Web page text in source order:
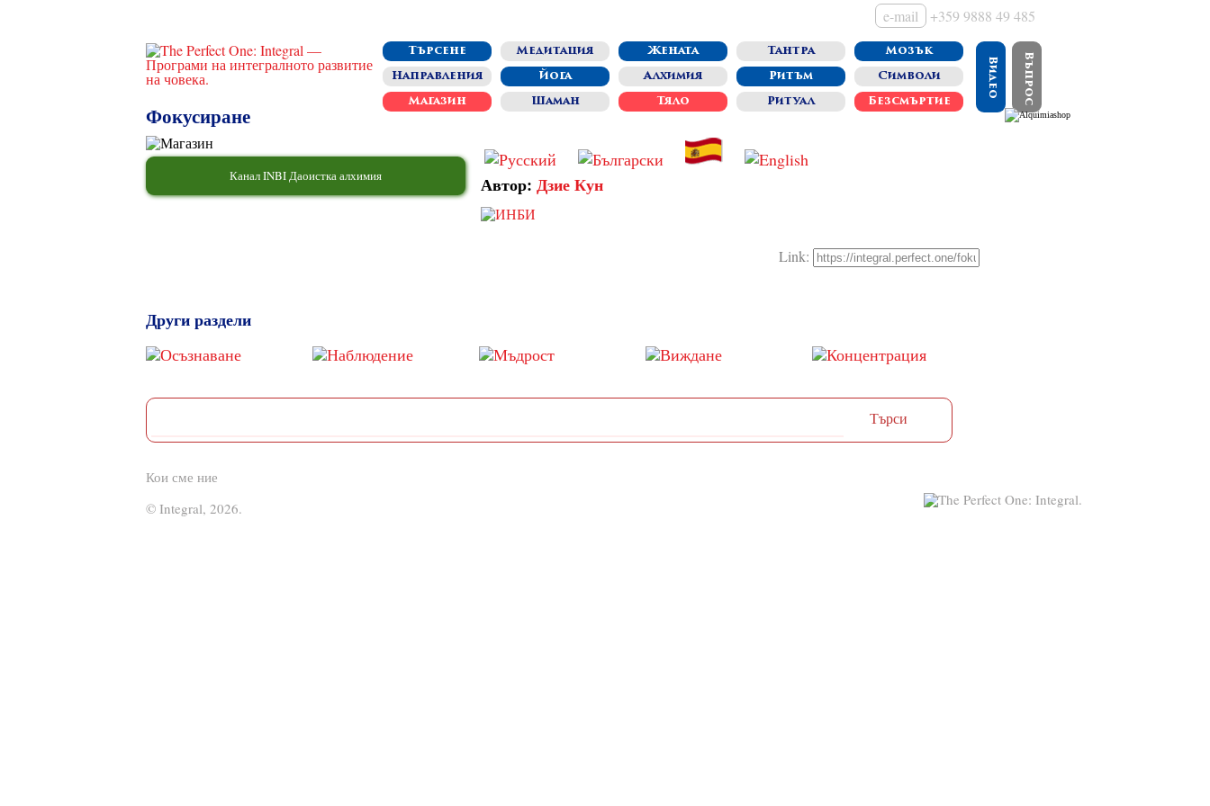
e-mail +359 9888 49 485
Търсене
Направления
Магазин
Медитация
Йога
Шаман
Жената
Алхимия
Тяло
Тантра
Ритъм
Ритуал
Мозък
Символи
Безсмъртие
Видео Въпрос
Фокусиране
Канал INBI Даоистка алхимия Автор: Дзие Кун
Link:
Други раздели
Кои сме ние
© Integral, 2026.